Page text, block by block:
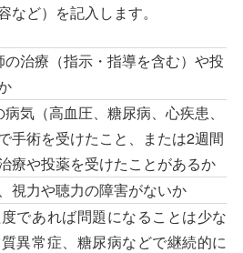
ど）を記入します。
治療（指示・指導を含む）や投
気（高血圧、糖尿病、心疾患、
手術を受けたこと、または2週間
療や投薬を受けたことがあるか
視力や聴力の障害がないか
であれば問題になることは少な
異常症、糖尿病などで継続的に